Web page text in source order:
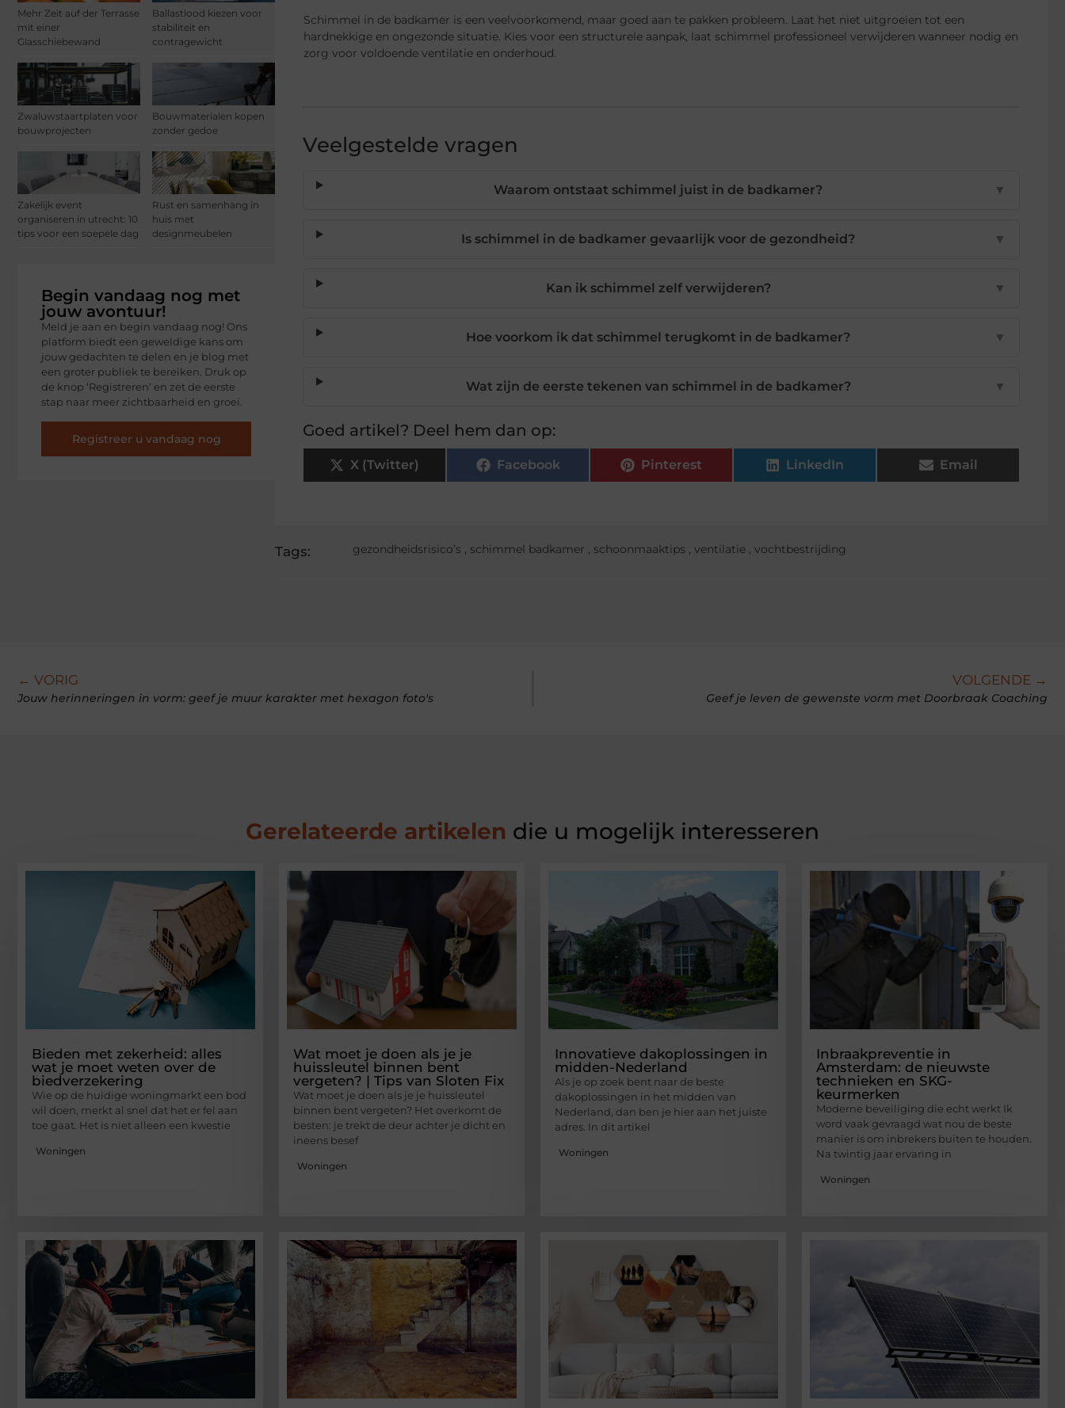
Mehr Zeit auf der Terrasse
mit einer
Glasschiebewand
Ballastlood kiezen voor
stabiliteit en
contragewicht
Zwaluwstaartplaten voor
bouwprojecten
Bouwmaterialen kopen
zonder gedoe
Zakelijk event
organiseren in utrecht: 10
tips voor een soepele dag
Rust en samenhang in
huis met
designmeubelen
Begin vandaag nog met
jouw avontuur!
Meld je aan en begin vandaag nog! Ons
platform biedt een geweldige kans om
jouw gedachten te delen en je blog met
een groter publiek te bereiken. Druk op
de knop ‘Registreren’ en zet de eerste
stap naar meer zichtbaarheid en groei.
Registreer u vandaag nog
Schimmel in de badkamer is een veelvoorkomend, maar goed aan te pakken probleem. Laat het niet uitgroeien tot een
hardnekkige en ongezonde situatie. Kies voor een structurele aanpak, laat schimmel professioneel verwijderen wanneer nodig en
zorg voor voldoende ventilatie en onderhoud.
Veelgestelde vragen
Waarom ontstaat schimmel juist in de badkamer? ▼
Is schimmel in de badkamer gevaarlijk voor de gezondheid? ▼
Kan ik schimmel zelf verwijderen? ▼
Hoe voorkom ik dat schimmel terugkomt in de badkamer? ▼
Wat zijn de eerste tekenen van schimmel in de badkamer? ▼
Goed artikel? Deel hem dan op:
X (Twitter) Facebook Pinterest LinkedIn Email
Tags: gezondheidsrisico’s , schimmel badkamer , schoonmaaktips , ventilatie, vochtbestrijding
← VORIG
Jouw herinneringen in vorm: geef je muur karakter met hexagon foto's
VOLGENDE →
Geef je leven de gewenste vorm met Doorbraak Coaching
Gerelateerde artikelen die u mogelijk interesseren
Bieden met zekerheid: alles
wat je moet weten over de
biedverzekering
Wie op de huidige woningmarkt een bod
wil doen, merkt al snel dat het er fel aan
toe gaat. Het is niet alleen een kwestie
Woningen
Wat moet je doen als je je
huissleutel binnen bent
vergeten? | Tips van Sloten Fix
Wat moet je doen als je je huissleutel
binnen bent vergeten? Het overkomt de
besten: je trekt de deur achter je dicht en
ineens besef
Woningen
Innovatieve dakoplossingen in
midden-Nederland
Als je op zoek bent naar de beste
dakoplossingen in het midden van
Nederland, dan ben je hier aan het juiste
adres. In dit artikel
Woningen
Inbraakpreventie in
Amsterdam: de nieuwste
technieken en SKG-
keurmerken
Moderne beveiliging die echt werkt Ik
word vaak gevraagd wat nou de beste
manier is om inbrekers buiten te houden.
Na twintig jaar ervaring in
Woningen